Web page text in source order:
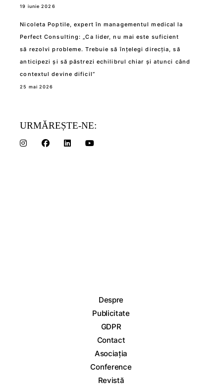
19 iunie 2026
Nicoleta Poptile, expert în managementul medical la
Perfect Consulting: „Ca lider, nu mai este suficient
să rezolvi probleme. Trebuie să înțelegi direcția, să
anticipezi și să păstrezi echilibrul chiar și atunci când
contextul devine dificil”
25 mai 2026
URMĂREȘTE-NE:
Despre
Publicitate
GDPR
Contact
Asociația
Conference
Revistă